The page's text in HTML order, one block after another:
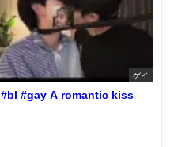
ゲイ
#bl #gay A romantic kiss